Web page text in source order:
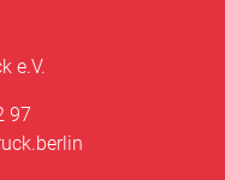
e.V.
97